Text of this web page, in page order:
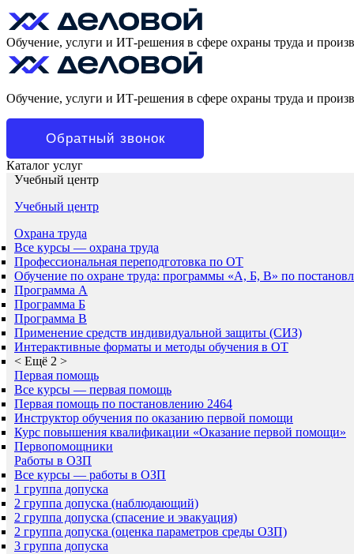
Обучение, услуги и ИТ-решения в сфере охраны труда и
Обучение, услуги и ИТ-решения в сфере охраны труда и
Обратный звонок
Каталог услуг
Учебный центр
Учебный центр
Охрана труда
Все курсы — охрана труда
Профессиональная переподготовка по ОТ
Обучение по охране труда: программы «А, Б, В» по
Программа А
Программа Б
Программа В
Применение средств индивидуальной защиты (СИЗ)
Интерактивные форматы и методы обучения в ОТ
< Ещё 2 >
Первая помощь
Все курсы — первая помощь
Первая помощь по постановлению 2464
Инструктор обучения по оказанию первой помощи
Курс повышения квалификации «Оказание первой помощи»
Первопомощники
Работы в ОЗП
Все курсы — работы в ОЗП
1 группа допуска
2 группа допуска (наблюдающий)
2 группа допуска (спасение и эвакуация)
2 группа допуска (оценка параметров среды ОЗП)
3 группа допуска